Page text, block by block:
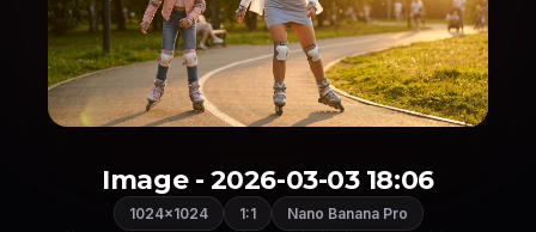
Image - 2026-03-03 18:06
1024×1024 1:1 Nano Banana Pro